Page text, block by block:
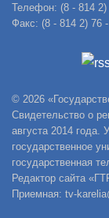
Телефон: (8 - 814 2)
Факс: (8 - 814 2) 76
© 2026
Свидетельство о
августа 2014 года.
государственное
государственная
Редактор сайта
Приемная: tv-